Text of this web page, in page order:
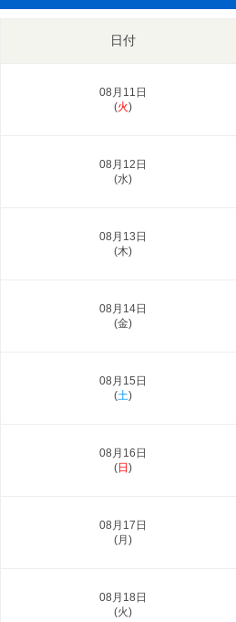
日付
08月11日
(火)
08月12日
(水)
08月13日
(木)
08月14日
(金)
08月15日
(土)
08月16日
(日 )
08月17日
(月 )
08月18日
(火)